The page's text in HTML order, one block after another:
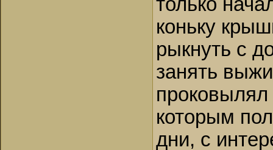
коньку
рыкнуть с
занять
проковылял
которым
дни, с